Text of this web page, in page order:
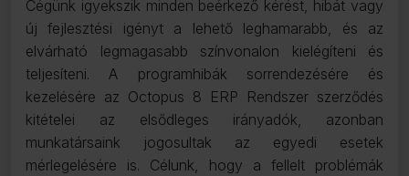
Cégünk igyekszik minden beérkező kérést, hibát vagy
új fejlesztési igényt a lehető leghamarabb, és az
elvárható legmagasabb színvonalon kielégíteni és
teljesíteni. A programhibák sorrendezésére és
kezelésére az Octopus 8 ERP Rendszer szerződés
kitételei az elsődleges irányadók, azonban
munkatársaink jogosultak az egyedi esetek
mérlegelésére is. Célunk, hogy a fellelt problémák